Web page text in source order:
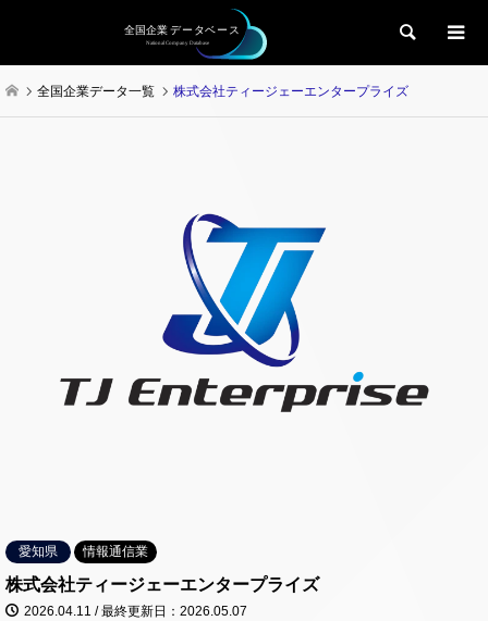
検索
全国企業データ一覧 株式会社ティージェーエンタープライズ
愛知県 情報通信業
株式会社ティージェーエンタープライズ
2026.04.11 / 最終更新日：2026.05.07